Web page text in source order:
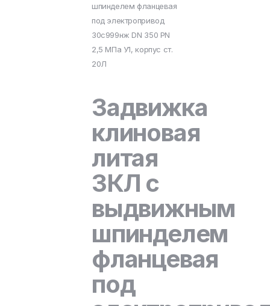
шпинделем фланцевая
под электропривод
30с999нж DN 350 PN
2,5 МПа У1, корпус ст.
20Л
Задвижка
клиновая
литая
ЗКЛ с
выдвижным
шпинделем
фланцевая
под